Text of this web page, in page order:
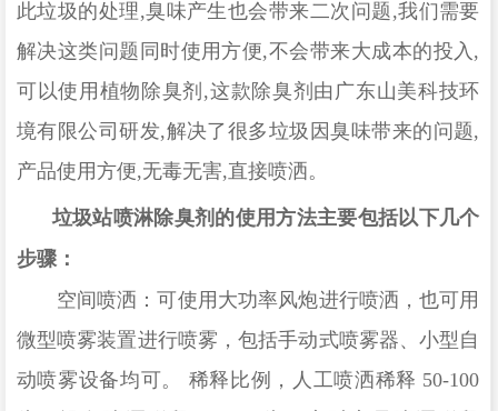
此垃圾的处理,臭味产生也会带来二次问题,我们需要
解决这类问题同时使用方便,不会带来大成本的投入,
可以使用植物除臭剂,这款除臭剂由广东山美科技环
境有限公司研发,解决了很多垃圾因臭味带来的问题,
产品使用方便,无毒无害,直接喷洒。
垃圾站喷淋除臭剂的使用方法主要包括以下几个
步骤‌：
空间喷洒：可使用大功率风炮进行喷洒，也可用
微型喷雾装置进行喷雾，包括手动式喷雾器、小型自
动喷雾设备均可。
稀释比例，人工喷洒稀释 50-100